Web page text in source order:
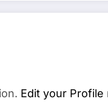
Edit your Profile